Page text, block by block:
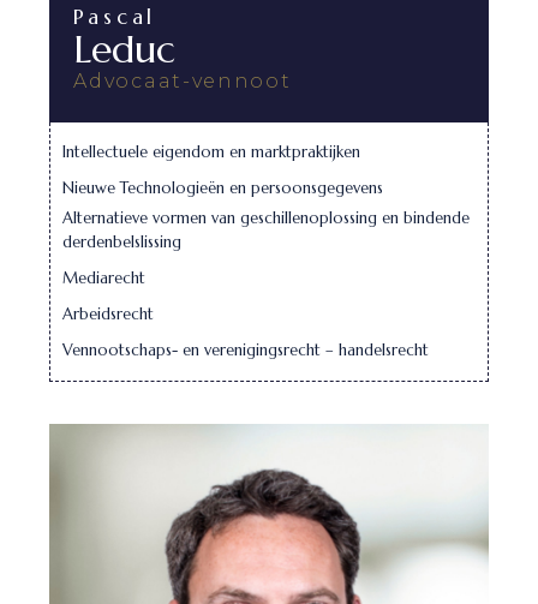
Pascal
Leduc
Advocaat-vennoot
Intellectuele eigendom en marktpraktijken
Nieuwe Technologieën en persoonsgegevens
Alternatieve vormen van geschillenoplossing en bindende
derdenbelslissing
Mediarecht
Arbeidsrecht
Vennootschaps- en verenigingsrecht – handelsrecht